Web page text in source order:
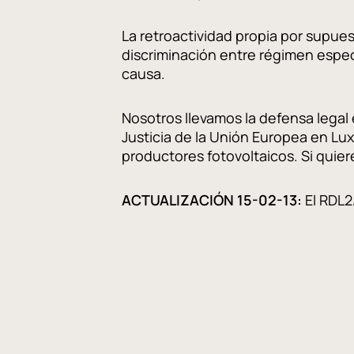
La retroactividad propia por
discriminación entre régimen
causa.
Nosotros llevamos la defensa
Justicia de la Unión Europea en
productores fotovoltaicos. Si
ACTUALIZACIÓN 15-02-13: El